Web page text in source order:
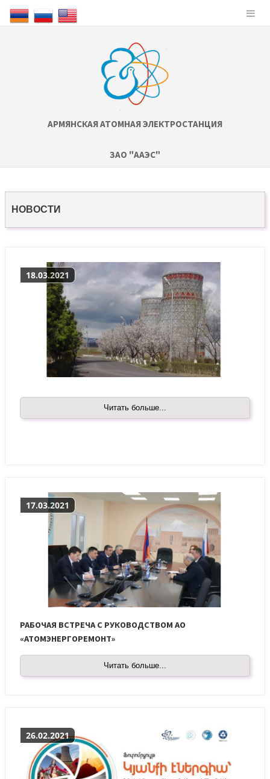
АРМЯНСКАЯ АТОМНАЯ ЭЛЕКТРОСТАНЦИЯ
ЗАО "ААЭС"
НОВОСТИ
18.03.2021
Читать больше...
17.03.2021
РАБОЧАЯ ВСТРЕЧА С РУКОВОДСТВОМ АО
«АТОМЭНЕРГОРЕМОНТ»
Читать больше...
26.02.2021